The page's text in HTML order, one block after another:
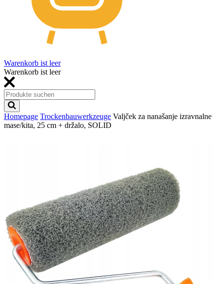
Warenkorb ist leer
Warenkorb ist leer
Homepage Trockenbauwerkzeuge Valjček za nanašanje izravnalne
mase/kita, 25 cm + držalo, SOLID